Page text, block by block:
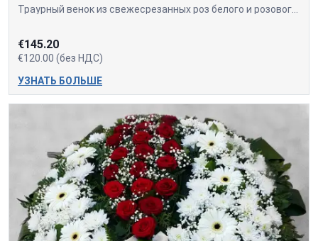
€145.20
€120.00 (без НДС)
УЗНАТЬ БОЛЬШЕ